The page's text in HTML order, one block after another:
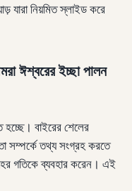
যারা নিয়মিত স্লাইড করে
ঈশ্বরের ইচ্ছা পালন
হচ্ছে। বাইরের শেলের
সম্পর্কে তথ্য সংগ্রহ করতে
গতিকে ব্যবহার করেন। এই